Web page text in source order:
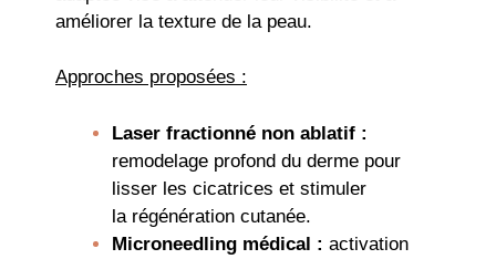
améliorer la texture de la peau.
Approches proposées :
Laser fractionné non ablatif :
remodelage profond du derme pour
lisser les cicatrices et stimuler
la régénération cutanée.
Microneedling médical : activation